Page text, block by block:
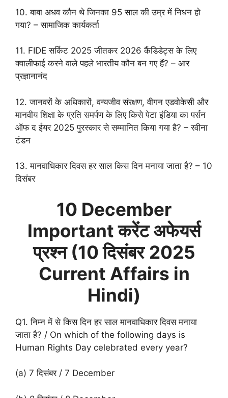
10. बाबा अधव कौन थे जिनका 95 साल की उम्र में निधन हो
गया? – सामाजिक कार्यकर्ता
11. FIDE सर्किट 2025 जीतकर 2026 कैंडिडेट्स के लिए
क्वालीफाई करने वाले पहले भारतीय कौन बन गए हैं? – आर
प्रज्ञानानंद
12. जानवरों के अधिकारों, वन्यजीव संरक्षण, वीगन एडवोकेसी और
मानवीय शिक्षा के प्रति समर्पण के लिए किसे पेटा इंडिया का पर्सन
ऑफ द ईयर 2025 पुरस्कार से सम्मानित किया गया है? – रवीना
टंडन
13. मानवाधिकार दिवस हर साल किस दिन मनाया जाता है? – 10
दिसंबर
10 December
Important करेंट अफेयर्स
प्रश्न (10 दिसंबर 2025
Current Affairs in
Hindi)
Q1. निम्न में से किस दिन हर साल मानवाधिकार दिवस मनाया
जाता है? / On which of the following days is
Human Rights Day celebrated every year?
(a) 7 दिसंबर / 7 December